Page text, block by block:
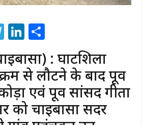
Telegram
LinkedIn
: घाटशिला
से लौटने के बाद पूर्व
एवं पूर्व सांसद गीता
को चाईबासा सदर